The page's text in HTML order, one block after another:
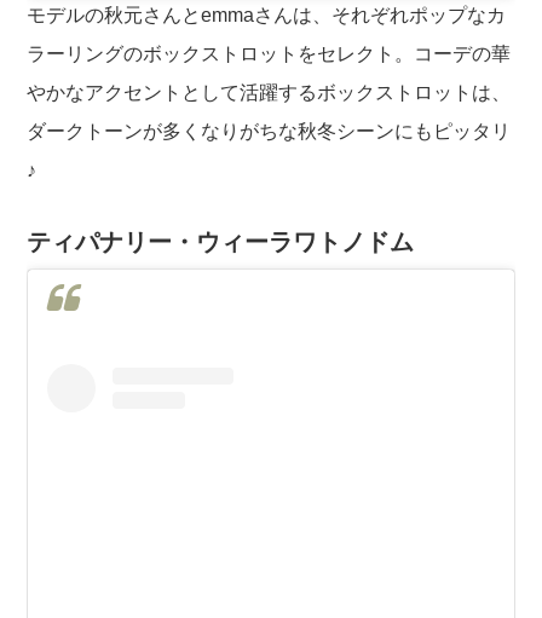
モデルの秋元さんとemmaさんは、それぞれポップなカ
ラーリングのボックストロットをセレクト。コーデの華
やかなアクセントとして活躍するボックストロットは、
ダークトーンが多くなりがちな秋冬シーンにもピッタリ
♪
ティパナリー・ウィーラワトノドム